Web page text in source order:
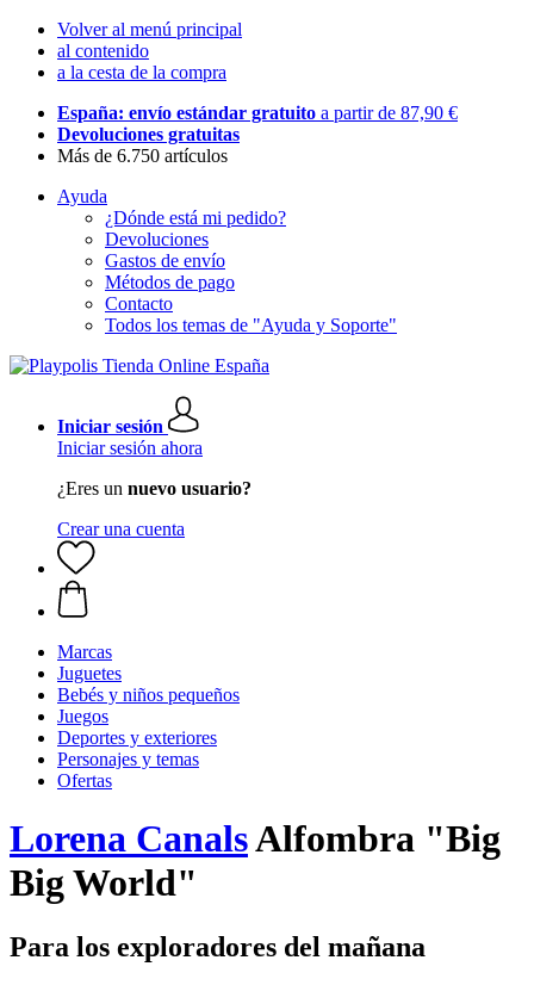
Volver al menú principal
al contenido
a la cesta de la compra
España: envío estándar gratuito a partir de 87,90 €
Devoluciones gratuitas
Más de 6.750 artículos
Ayuda
¿Dónde está mi pedido?
Devoluciones
Gastos de envío
Métodos de pago
Contacto
Todos los temas de "Ayuda y Soporte"
Iniciar sesión
Iniciar sesión ahora
¿Eres un nuevo usuario?
Crear una cuenta
Marcas
Juguetes
Bebés y niños pequeños
Juegos
Deportes y exteriores
Personajes y temas
Ofertas
Lorena CanalsAlfombra "Big
Big World"
Para los exploradores del mañana